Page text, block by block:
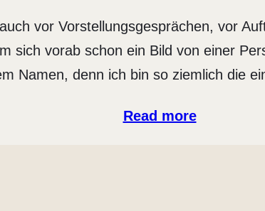
vor Vorstellungsgesprächen, vor
sich vorab schon ein Bild von einer
Namen, denn ich bin so ziemlich die
Read more